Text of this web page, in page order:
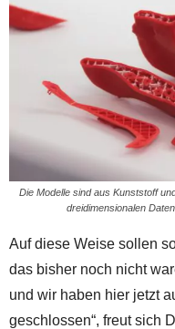
Die Modelle sind aus Kunststoff
dreidimensionalen
Auf diese Weise sollen
das bisher noch nicht
und wir haben hier jetzt
geschlossen“, freut sich